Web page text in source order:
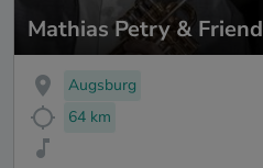
Mathias Petry &
Augsburg
64 km